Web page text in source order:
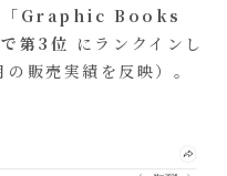
「Graphic Books
第3位 にランクインし
販売実績を反映）。